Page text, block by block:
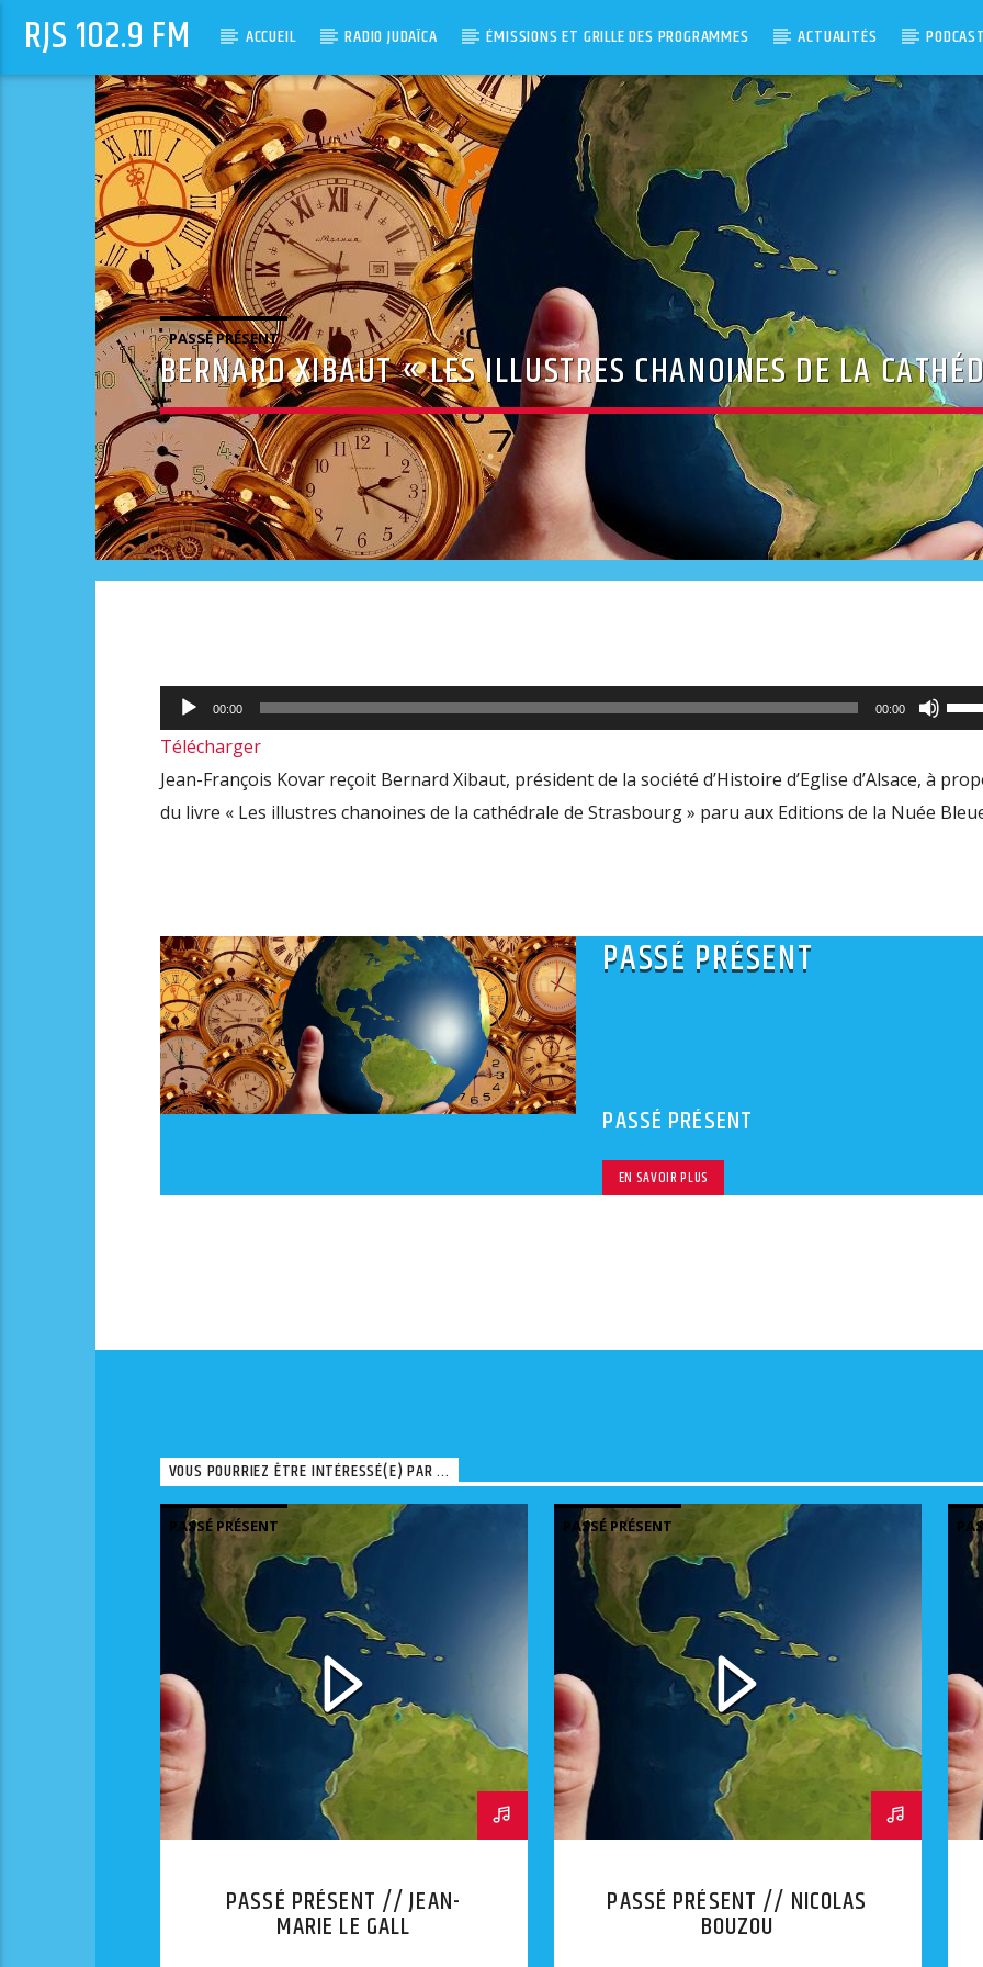
RJS 102.9 FM ACCUEIL RADIO JUDAÏCA ÉMISSIONS ET GRILLE DES PROGRAMMES ACTUALITÉS
PASSÉ PRÉSENT
BERNARD XIBAUT « LES ILLUSTRES CHANOINES DE LA
Lecteur
audio
00:00 00:00
les
Télécharger
Jean-François Kovar reçoit Bernard Xibaut, président de la société d’Histoire d’Eglise d’Alsace, à
du livre « Les illustres chanoines de la cathédrale de Strasbourg » paru aux Editions de la Nuée
PASSÉ PRÉSENT
PASSÉ PRÉSENT
EN SAVOIR PLUS
VOUS POURRIEZ ÊTRE INTÉRESSÉ(E) PAR ...
PASSÉ PRÉSENT
PASSÉ PRÉSENT // JEAN-
MARIE LE GALL
PASSÉ PRÉSENT
PASSÉ PRÉSENT // NICOLAS
BOUZOU